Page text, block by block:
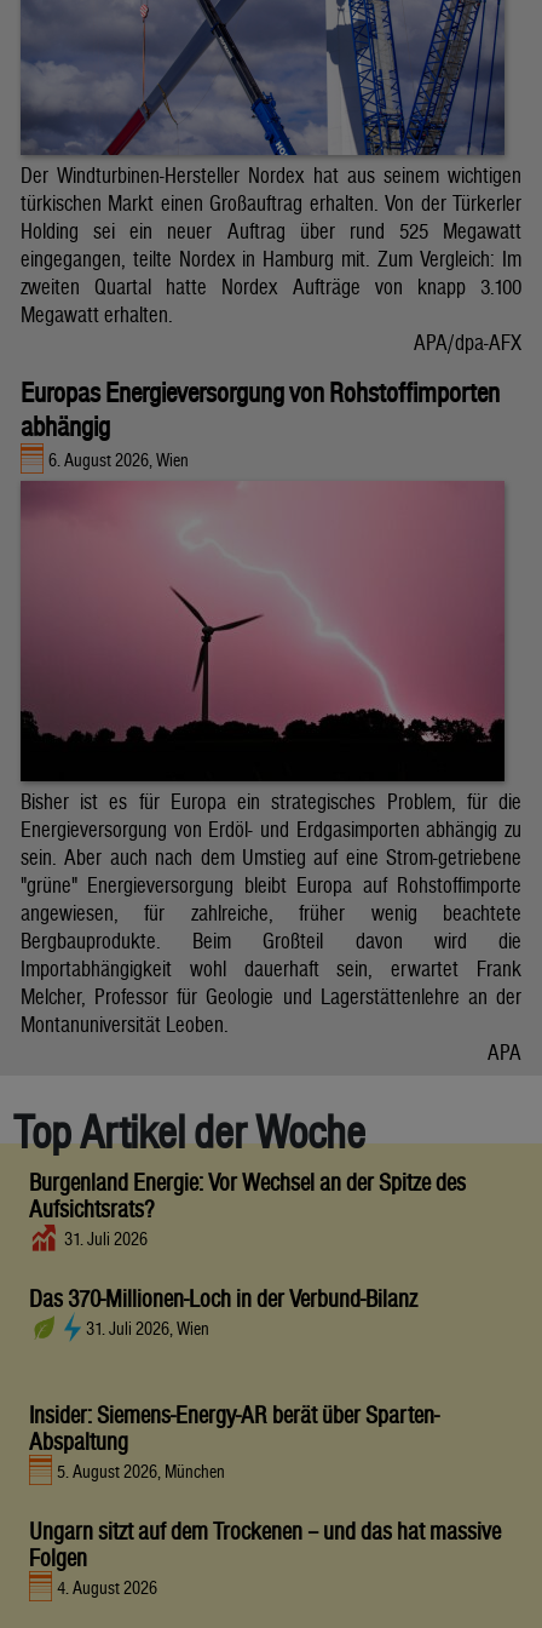
Der Windturbinen-Hersteller Nordex hat aus seinem wichtigen
türkischen Markt einen Großauftrag erhalten. Von der Türkerler
Holding sei ein neuer Auftrag über rund 525 Megawatt
eingegangen, teilte Nordex in Hamburg mit. Zum Vergleich: Im
zweiten Quartal hatte Nordex Aufträge von knapp 3.100
Megawatt erhalten.
APA/dpa-AFX
Europas Energieversorgung von Rohstoffimporten
abhängig
6. August 2026, Wien
Bisher ist es für Europa ein strategisches Problem, für die
Energieversorgung von Erdöl- und Erdgasimporten abhängig zu
sein. Aber auch nach dem Umstieg auf eine Strom-getriebene
"grüne" Energieversorgung bleibt Europa auf Rohstoffimporte
angewiesen, für zahlreiche, früher wenig beachtete
Bergbauprodukte. Beim Großteil davon wird die
Importabhängigkeit wohl dauerhaft sein, erwartet Frank
Melcher, Professor für Geologie und Lagerstättenlehre an der
Montanuniversität Leoben.
APA
Top Artikel der Woche
Burgenland Energie: Vor Wechsel an der Spitze des
Aufsichtsrats?
31. Juli 2026
Das 370-Millionen-Loch in der Verbund-Bilanz
31. Juli 2026, Wien
Insider: Siemens-Energy-AR berät über Sparten-
Abspaltung
5. August 2026, München
Ungarn sitzt auf dem Trockenen – und das hat massive
Folgen
4. August 2026